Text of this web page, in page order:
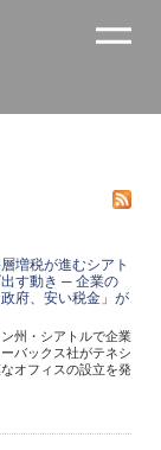
増税が進むシアト
す動き ─ 企業の
府、安い税金」が
州・シアトルで企業
バックス社がテネシ
オフィスの設立を発